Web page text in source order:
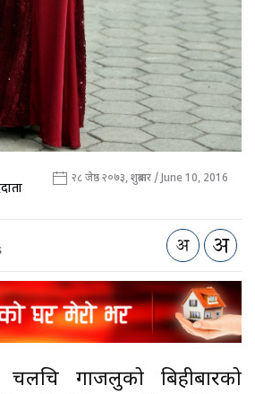
२८ जेष्ठ २०७३, शुक्रबार / June 10, 2016
गाजलुको बिहीबारको